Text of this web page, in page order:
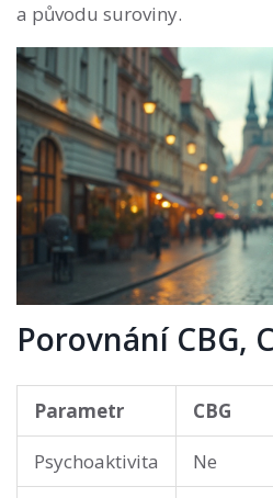
a původu suroviny.
Porovnání CBG,
Parametr CBG
Psychoaktivita
Ne